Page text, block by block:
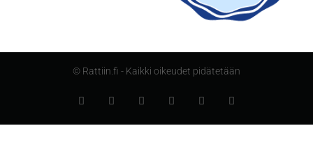
© Rattiin.fi - Kaikki oikeudet pidätetään